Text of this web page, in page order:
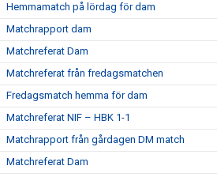
Hemmamatch på lördag för dam
Matchrapport dam
Matchreferat Dam
Matchreferat från fredagsmatchen
Fredagsmatch hemma för dam
Matchreferat NIF – HBK 1-1
Matchrapport från gårdagen DM match
Matchreferat Dam